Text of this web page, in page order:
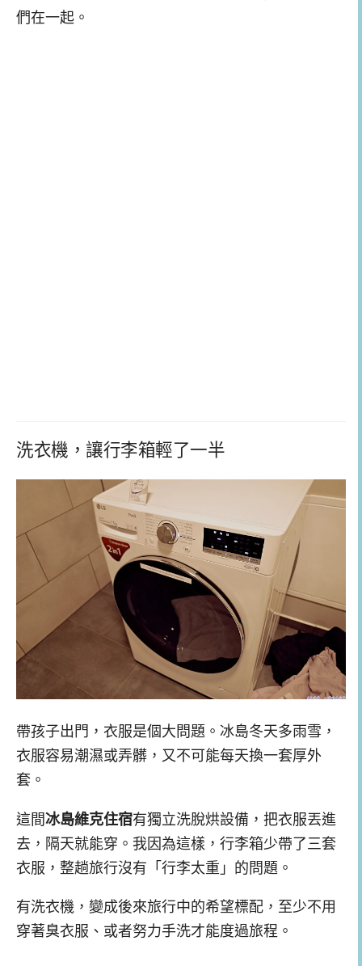
們在一起。
洗衣機，讓行李箱輕了一半
帶孩子出門，衣服是個大問題。冰島冬天多雨雪，
衣服容易潮濕或弄髒，又不可能每天換一套厚外
套。
這間冰島維克住宿有獨立洗脫烘設備，把衣服丟進
去，隔天就能穿。我因為這樣，行李箱少帶了三套
衣服，整趟旅行沒有「行李太重」的問題。
有洗衣機，變成後來旅行中的希望標配，至少不用
穿著臭衣服、或者努力手洗才能度過旅程。